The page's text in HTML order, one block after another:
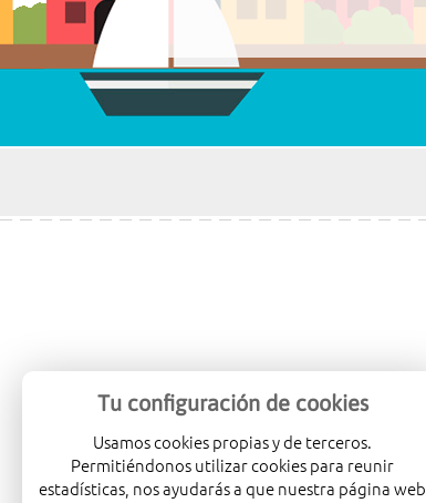
Mercalicante Company
Tu configuración de cookies
Usamos cookies propias y de terceros.
Permitiéndonos utilizar cookies para reunir
estadísticas, nos ayudarás a que nuestra página web